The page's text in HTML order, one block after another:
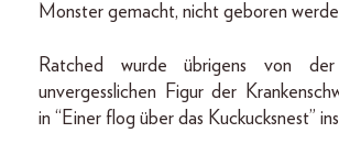
Monster gemacht, nicht geboren
Ratched wurde übrigens von
unvergesslichen Figur der
in “Einer flog über das Kuckucksnest”